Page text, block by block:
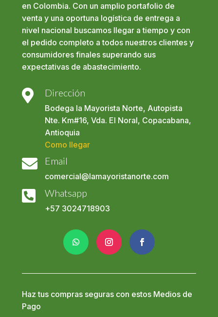
en Colombia. Con un amplio portafolio de
venta y una oportuna logística de entrega a
nivel nacional buscamos llegar a tiempo y con
el pedido completo a todos nuestros clientes y
consumidores finales superando sus
expectativas de abastecimiento.
 Dirección
Bodega la Mayorista Norte, Autopista
Nte. Km#16, Vda. El Noral, Copacabana,
Antioquia
Como llegar
 Email
comercial@lamayoristanorte.com
 Whatsapp
+57 3024718903
Haz tus compras seguras con estos Medios de
Pago